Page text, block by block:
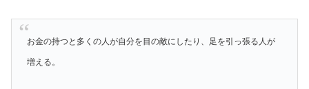
お金の持つと多くの人が自分を目の敵にしたり、足を引っ張る人が
増える。